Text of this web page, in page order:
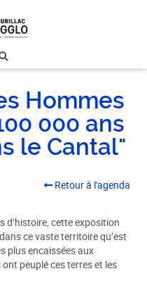
Hommes
000 ans
le Cantal"
Retour à l'agenda
d’histoire, cette exposition
ce vaste territoire qu’est
plus encaissées aux
peuplé ces terres et les